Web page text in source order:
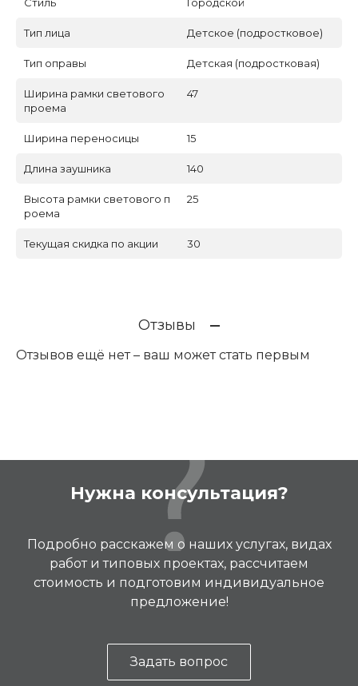
Тип лица Детское (подростковое)
Тип оправы Детская (подростковая)
Ширина рамки светового
проема
47
Ширина переносицы 15
Длина заушника 140
Высота рамки светового п
роема
25
Текущая скидка по акции 30
Отзывы
Отзывов ещё нет – ваш может стать первым
Нужна консультация?
Подробно расскажем о наших услугах, видах
работ и типовых проектах, рассчитаем
стоимость и подготовим индивидуальное
предложение!
Задать вопрос